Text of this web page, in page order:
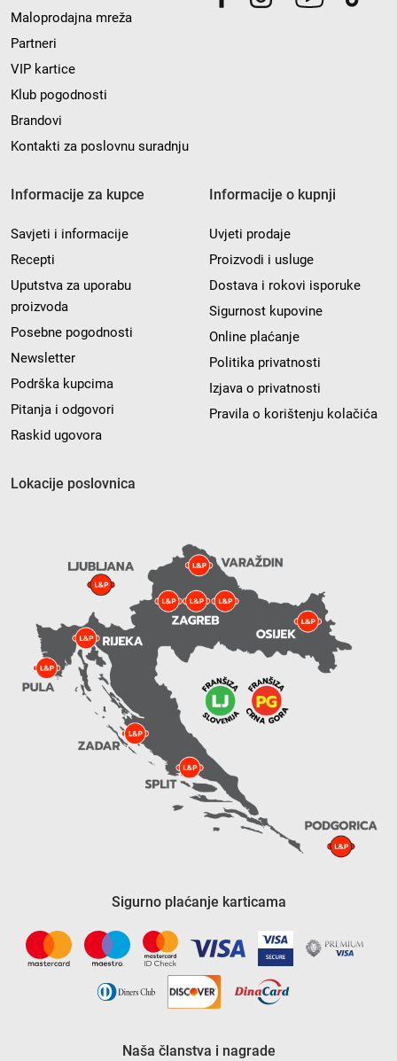
Maloprodajna mreža
Partneri
VIP kartice
Klub pogodnosti
Brandovi
Kontakti za poslovnu suradnju
Informacije za kupce
Savjeti i informacije
Recepti
Uputstva za uporabu
proizvoda
Posebne pogodnosti
Newsletter
Podrška kupcima
Pitanja i odgovori
Raskid ugovora
Informacije o kupnji
Uvjeti prodaje
Proizvodi i usluge
Dostava i rokovi isporuke
Sigurnost kupovine
Online plaćanje
Politika privatnosti
Izjava o privatnosti
Pravila o korištenju kolačića
Lokacije poslovnica
Sigurno plaćanje karticama
Naša članstva i nagrade